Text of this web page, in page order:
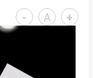
- A +